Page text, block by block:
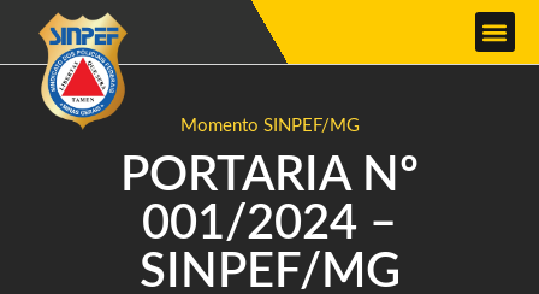
Momento SINPEF/MG
PORTARIA Nº
001/2024 –
SINPEF/MG